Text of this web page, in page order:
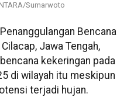
Sumarwoto
Bencana
Jawa Tengah,
kekeringan pada
di wilayah itu meskipun
terjadi hujan.